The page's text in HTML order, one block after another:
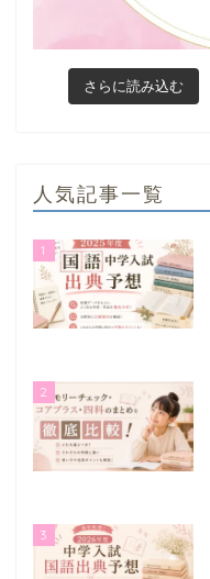
さらに読み込む
人気記事一覧
1
2
3